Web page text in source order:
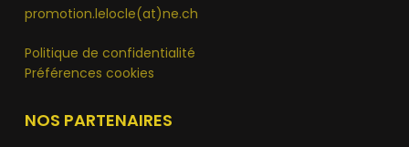
promotion.lelocle(at)ne.ch
Politique de confidentialité
Préférences cookies
NOS PARTENAIRES